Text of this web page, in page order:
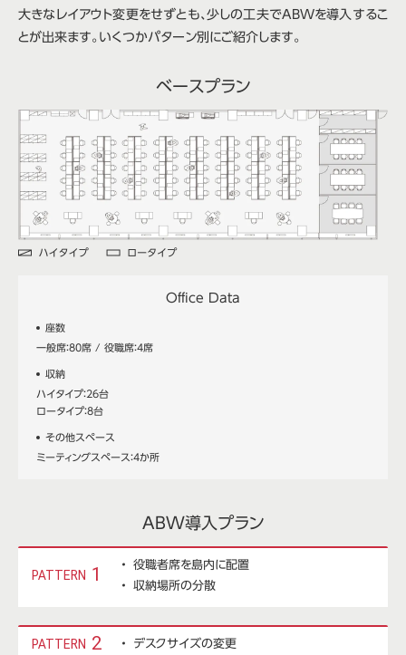
大きなレイアウト変更をせずとも、少しの工夫でABWを導入するこ
とが出来ます。いくつかパターン別にご紹介します。
ベースプラン
Office Data
座数
一般席：80席 / 役職席：4席
収納
ハイタイプ：26台
ロータイプ：8台
その他スペース
ミーティングスペース：4か所
ABW導入プラン
PATTERN 1
役職者席を島内に配置
収納場所の分散
PATTERN 2 デスクサイズの変更